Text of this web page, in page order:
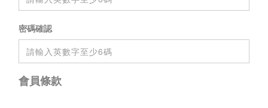
密碼確認
會員條款